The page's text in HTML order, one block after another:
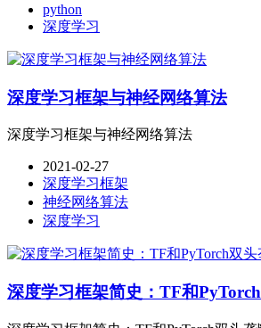
python
深度学习
深度学习框架与神经网络算法
深度学习框架与神经网络算法
2021-02-27
深度学习框架
神经网络算法
深度学习
深度学习框架简史：TF和